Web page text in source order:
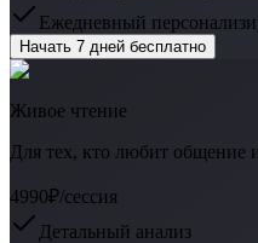
Ежедневный
Начать 7 дней бесплатно
Живое чтение
Для тех, кто любит общение
4990₽/сессия
Детальный анализ